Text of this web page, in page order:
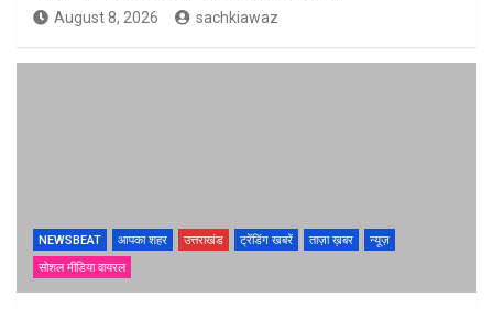
August 8, 2026 sachkiawaz
NEWSBEAT आपका शहर उत्तराखंड ट्रेंडिंग खबरें ताज़ा ख़बर
न्यूज़
सोशल मीडिया वायरल